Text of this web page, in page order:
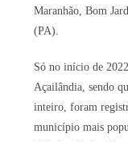
Maranhão, Bom
(PA).
Só no início de
Açailândia, sendo
inteiro, foram
município mais